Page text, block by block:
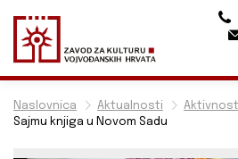
Naslovnica Aktualnosti
Sajmu knjiga u Novom Sadu